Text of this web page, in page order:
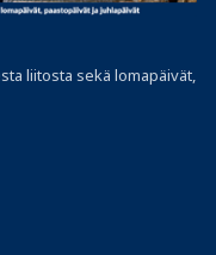
liitosta sekä lomapäivät,